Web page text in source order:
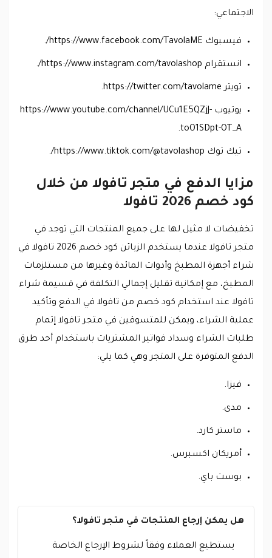
الاجتماعي:
فيسبوك https://www.facebook.com/TavolaME/.
انستقرام https://www.instagram.com/tavolashop/.
تويتر https://twitter.com/tavolame.
يوتيوب https://www.youtube.com/channel/UCu1E5QZjJ-
toO1SDpt-OT_A.
تيك توك https://www.tiktok.com/@tavolashop/.
مزايا الدفع في متجر تافولا من خلال
كود خصم 2026 تافولا
تخفيضات لا مثيل لها على جميع المنتجات التي توجد في
متجر تافولا عندما يستخدم الزبائن كود خصم 2026 تافولا في
شراء أجهزة المطبخ وأدوات المائدة وغيرها من مستلزمات
المطبخ، مع إمكانية تقليل إجمالي التكلفة في قسيمة شراء
تافولا عند استخدام كود خصم من تافولا في الدفع وتأكيد
عملية الشراء، ويمكن للمتسوقين في متجر تافولا إتمام
طلبات الشراء وسداد فواتير المشتريات باستخدام أحد طرق
الدفع المتوفرة على المتجر وهي كما يلي:
فيزا.
مدى.
ماستر كارد.
أمريكان اكسبرس.
بوست باي.
هل يمكن إرجاع المنتجات في متجر تافولا؟
يستطيع العملاء وفقاً لشروط الإرجاع الخاصة